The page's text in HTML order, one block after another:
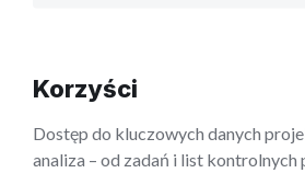
Korzyści
Dostęp do kluczowych danych
analiza – od zadań i list kontrolnych